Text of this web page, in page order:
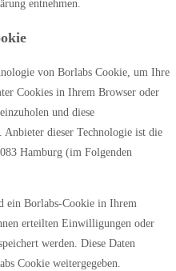
entnehmen.
von Borlabs Cookie, um Ihre
Cookies in Ihrem Browser oder
und diese
Anbieter dieser Technologie ist die
Hamburg (im Folgenden
ein Borlabs-Cookie in Ihrem
erteilten Einwilligungen oder
werden. Diese Daten
Cookie weitergegeben.